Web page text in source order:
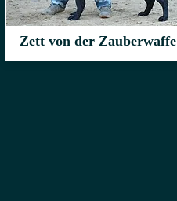
Zett von der Zauberwaffe